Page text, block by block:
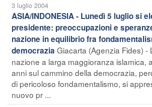
3 luglio 2004
ASIA/INDONESIA - Lunedì 5 luglio si
presidente: preoccupazioni e
nazione in equilibrio fra
democrazia Giacarta (Agenzia Fides) -
nazione a larga maggioranza islamica,
anni sul cammino della democrazia,
di pericoloso fondamentalismo, si
nuovo pr ...